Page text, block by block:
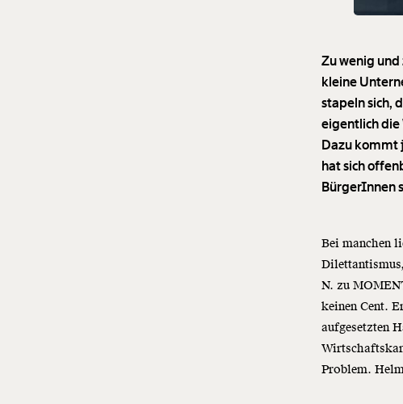
Zu wenig
kleine
stapeln sich,
eigentlich
Dazu kommt
hat sich
BürgerInnen
Bei manchen
N. zu
keinen Cent.
aufgesetzten
Problem.